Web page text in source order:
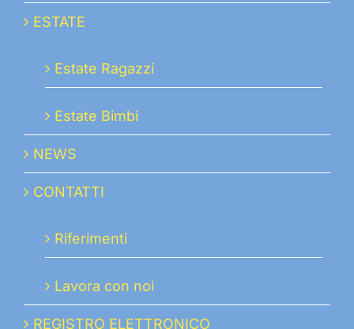
ESTATE
Estate Ragazzi
Estate Bimbi
NEWS
CONTATTI
Riferimenti
Lavora con noi
REGISTRO ELETTRONICO